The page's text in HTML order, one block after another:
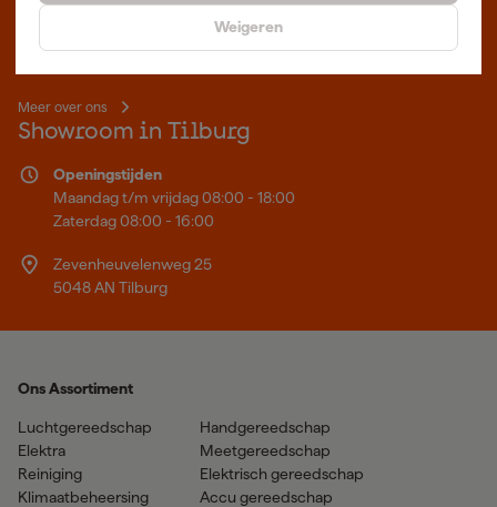
Weigeren
Professioneel gereedschap met advies op maat: wij zijn dé online
specialist, wat je project ook is. Gereedschapcentrum is Beter
Meer over ons
Showroom in Tilburg
Openingstijden
Maandag t/m vrijdag 08:00 - 18:00
Zaterdag 08:00 - 16:00
Zevenheuvelenweg 25
5048 AN Tilburg
Ons Assortiment
Luchtgereedschap
Elektra
Reiniging
Klimaatbeheersing
Handgereedschap
Meetgereedschap
Elektrisch gereedschap
Accu gereedschap